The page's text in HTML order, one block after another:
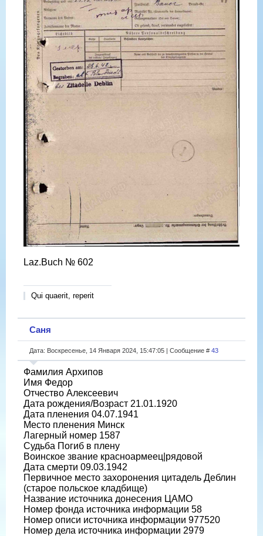
Laz.Buch № 602
Qui quaerit, reperit
Саня
Дата: Воскресенье, 14 Января 2024, 15:47:05 | Сообщение # 43
Фамилия Архипов
Имя Федор
Отчество Алексеевич
Дата рождения/Возраст 21.01.1920
Дата пленения 04.07.1941
Место пленения Минск
Лагерный номер 1587
Судьба Погиб в плену
Воинское звание красноармеец|рядовой
Дата смерти 09.03.1942
Первичное место захоронения цитадель Деблин
(старое польское кладбище)
Название источника донесения ЦАМО
Номер фонда источника информации 58
Номер описи источника информации 977520
Номер дела источника информации 2979